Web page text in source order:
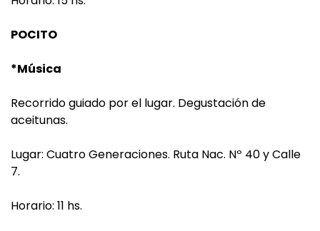
POCITO
*Música
Recorrido guiado por el lugar. Degustación de
aceitunas.
Lugar: Cuatro Generaciones. Ruta Nac. Nº 40 y Calle
7.
Horario: 11 hs.